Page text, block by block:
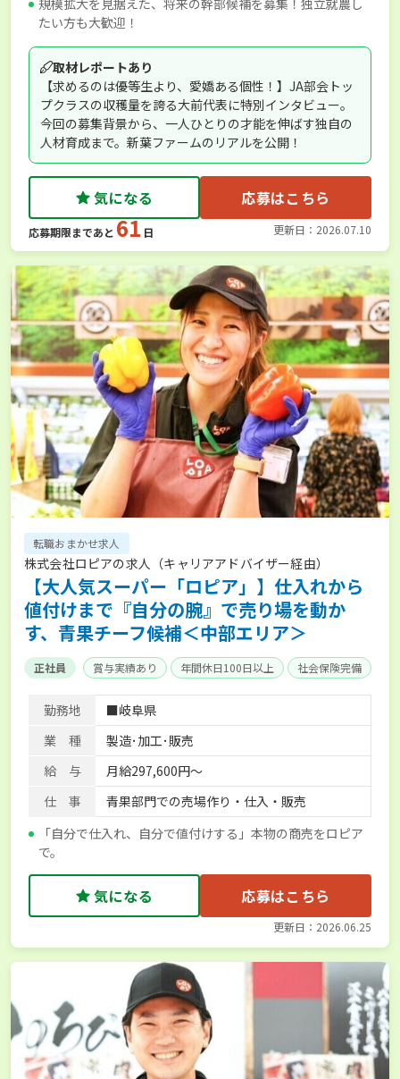
たい方も大歓迎！
取材レポートあり
【求めるのは優等生より、愛嬌ある個性！】JA部会トッ
プクラスの収穫量を誇る大前代表に特別インタビュー。
今回の募集背景から、一人ひとりの才能を伸ばす独自の
人材育成まで。新葉ファームのリアルを公開！
気になる 応募はこちら
応募期限まであと 61 日 更新日：2026.07.10
転職おまかせ求人
株式会社ロピアの求人（キャリアアドバイザー経由）
【大人気スーパー「ロピア」】仕入れから
値付けまで『自分の腕』で売り場を動か
す、青果チーフ候補＜中部エリア＞
正社員 賞与実績あり 年間休日100日以上 社会保険完備
勤務地
■岐阜県
業 種
製造･加工･販売
給 与
月給297,600円～
仕 事
青果部門での売場作り・仕入・販売
「自分で仕入れ、自分で値付けする」本物の商売をロピア
で。
気になる 応募はこちら
更新日：2026.06.25